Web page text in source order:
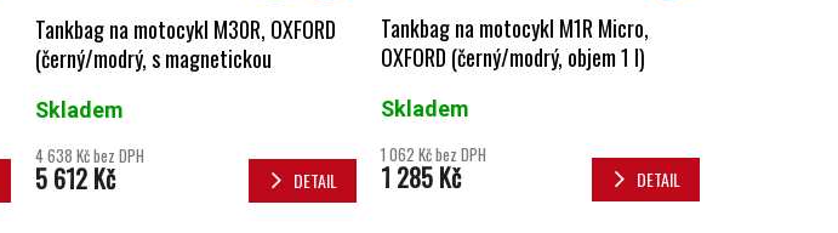
Tankbag na motocykl M30R, OXFORD
(černý/modrý, s magnetickou
Skladem
4 638 Kč bez DPH
5 612 Kč DETAIL
Tankbag na motocykl M1R Micro,
OXFORD (černý/modrý, objem 1 l)
Skladem
1 062 Kč bez DPH
1 285 Kč DETAIL